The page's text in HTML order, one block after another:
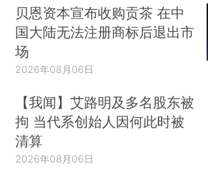
贝恩资本宣布收购贡茶 在中
国大陆无法注册商标后退出市
场
2026年08月06日
【我闻】艾路明及多名股东被
拘 当代系创始人因何此时被
清算
2026年08月06日